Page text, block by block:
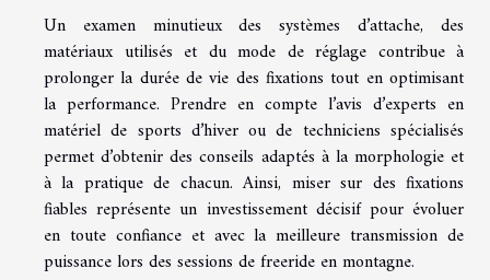
Un examen minutieux des systèmes d’attache, des
matériaux utilisés et du mode de réglage contribue à
prolonger la durée de vie des fixations tout en optimisant
la performance. Prendre en compte l’avis d’experts en
matériel de sports d’hiver ou de techniciens spécialisés
permet d’obtenir des conseils adaptés à la morphologie et
à la pratique de chacun. Ainsi, miser sur des fixations
fiables représente un investissement décisif pour évoluer
en toute confiance et avec la meilleure transmission de
puissance lors des sessions de freeride en montagne.